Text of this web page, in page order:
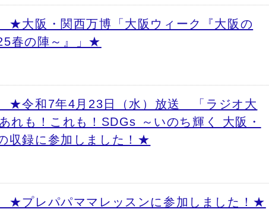
★大阪・関西万博「大阪ウィーク『大阪の
春の陣～』」★
★令和7年4月23日（水）放送 「ラジオ大
も！これも！SDGs ～いのち輝く 大阪・
収録に参加しました！★
★プレパパママレッスンに参加しました！★